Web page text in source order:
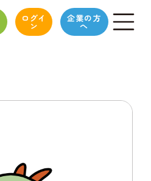
ログイ
ン
企業の方
へ